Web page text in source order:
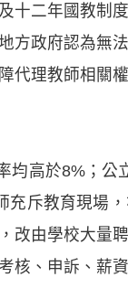
十二年國教制
方政府認為無
代理教師相關
高於8%；公
斥教育現場
改由學校大量
核、申訴、薪